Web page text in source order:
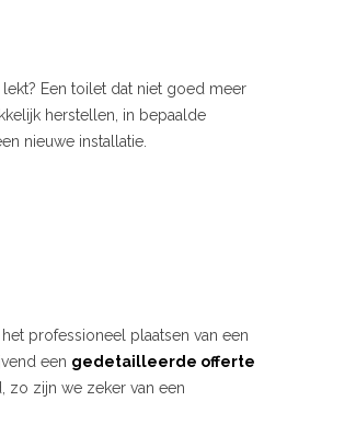
Een toilet dat niet goed meer
herstellen, in bepaalde
nieuwe installatie.
professioneel plaatsen van een
een gedetailleerde offerte
zo zijn we zeker van een